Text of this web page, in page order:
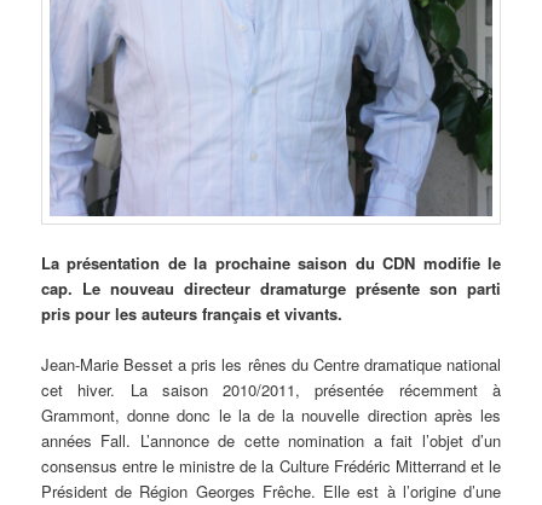
Laprésentation de la prochaine saison du CDN modifie le
cap. Le nouveau directeur dramaturge présente son parti
pris pour les auteurs français et vivants.
Jean-Marie Besset a pris les rênes du Centre dramatique national
cet hiver. La saison 2010/2011, présentée récemment à
Grammont, donne donc le la de la nouvelle direction après les
années Fall. L’annonce de cette nomination a fait l’objet d’un
consensus entre le ministre de la Culture Frédéric Mitterrand et le
Président de Région Georges Frêche. Elle est à l’origine d’une